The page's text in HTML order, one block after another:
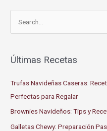
r
h
f
o
r
Últimas Recetas
Trufas Navideñas Caseras:
Perfectas para Regalar
Brownies Navideños: Tips y
Galletas Chewy: Preparación